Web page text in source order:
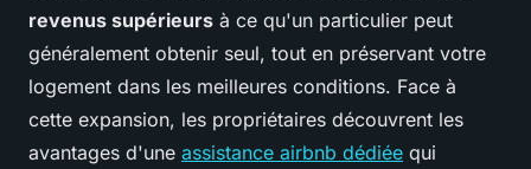
revenus supérieurs à ce qu'un particulier peut
généralement obtenir seul, tout en préservant votre
logement dans les meilleures conditions. Face à
cette expansion, les propriétaires découvrent les
avantages d'une assistance airbnb dédiée qui